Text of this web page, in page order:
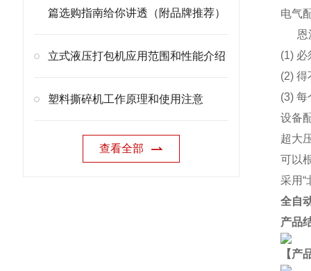
篇选购指南给你讲透（附品牌推荐）
立式液压打包机应用范围和性能介绍
塑料撕碎机工作原理和使用注意
查看全部
电气
恩
(1)
(2)
(3)
设备
超大
可以
采用“
全自
产品
【产